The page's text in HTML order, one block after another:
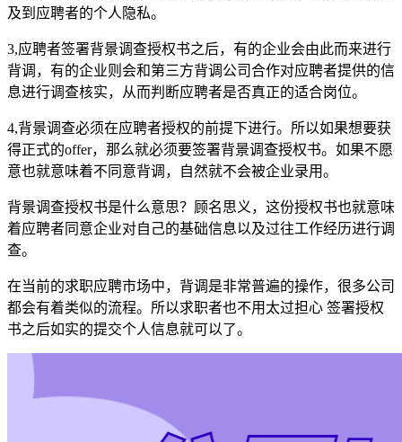
及到应聘者的个人隐私。
3,应聘者签署背景调查授权书之后，有的企业会由此而来进行
背调，有的企业则会和第三方背调公司合作对应聘者提供的信
息进行调查核实，从而判断应聘者是否真正的适合岗位。
4,背景调查必须在应聘者授权的前提下进行。所以如果想要获
得正式的offer，那么就必须要签署背景调查授权书。如果不愿
意也就意味着不同意背调，自然就不会被企业录用。
背景调查授权书是什么意思？顾名思义，这份授权书也就意味
着应聘者同意企业对自己的基础信息以及过往工作经历进行调
查。
在当前的求职应聘市场中，背调是非常普遍的操作，很多公司
都会有着类似的流程。所以求职者也不用太过担心 签署授权
书之后如实的提交个人信息就可以了。